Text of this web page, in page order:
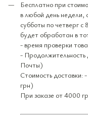
Бесплатно при
в любой день недели,
субботы по четверг
будет обработан в
- время проверки
- Продолжительность
Почты)
Стоимость
грн)
При заказе от 4000